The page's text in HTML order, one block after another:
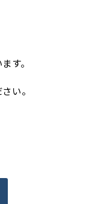
す。
い。